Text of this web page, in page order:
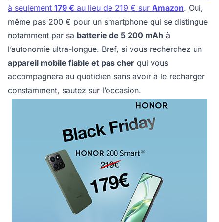
à seulement 179 € au lieu de 219 € sur Amazon. Oui,
même pas 200 € pour un smartphone qui se distingue
notamment par sa batterie de 5 200 mAh à
l’autonomie ultra-longue. Bref, si vous recherchez un
appareil mobile fiable et pas cher qui vous
accompagnera au quotidien sans avoir à le recharger
constamment, sautez sur l’occasion.